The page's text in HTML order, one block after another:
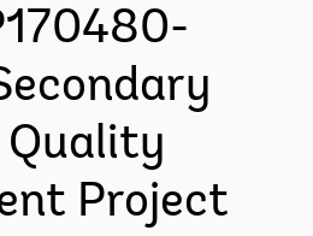
Quality
Project